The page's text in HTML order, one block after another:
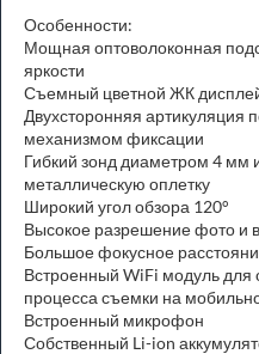
Особенности:
Мощная оптоволоконная
яркости
Съемный цветной ЖК
Двухсторонняя артикуляция
механизмом фиксации
Гибкий зонд диаметром 4 мм
металлическую оплетку
Широкий угол обзора 120°
Высокое разрешение фото и
Большое фокусное
Встроенный WiFi модуль
процесса съемки на
Встроенный микрофон
Собственный Li-ion